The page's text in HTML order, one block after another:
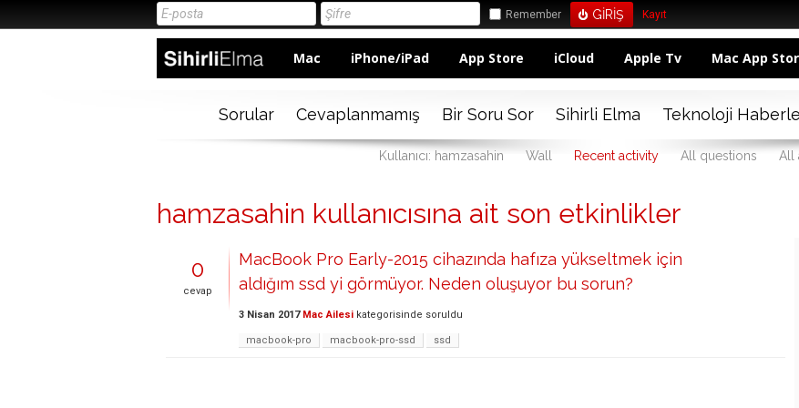
Remember Kayıt
Mac iPhone/iPad App Store iCloud Apple Tv Mac App
Sorular Cevaplanmamış Bir Soru Sor Sihirli Elma Teknoloji
Kullanıcı: hamzasahin Wall Recent activity All questions All
hamzasahin kullanıcısına ait son etkinlikler
0
cevap
MacBook Pro Early-2015 cihazında hafıza yükseltmek için
aldığım ssd yi görmüyor. Neden oluşuyor bu sorun?
3 Nisan 2017 Mac Ailesi kategorisinde soruldu
macbook-pro macbook-pro-ssd ssd